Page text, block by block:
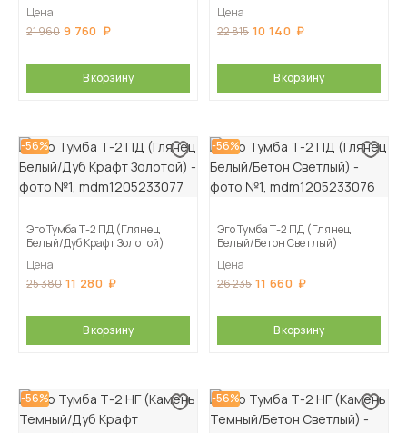
Цена
21 960 9 760
В корзину
Цена
22 815 10 140
В корзину
-56%
Эго Тумба Т-2 ПД (Глянец
Белый/Дуб Крафт Золотой)
Цена
25 380 11 280
В корзину
-56%
Эго Тумба Т-2 ПД (Глянец
Белый/Бетон Светлый)
Цена
26 235 11 660
В корзину
-56% -56%